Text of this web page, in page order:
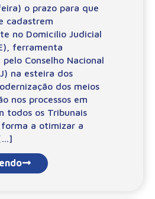
o prazo para que
cadastrem
no Domicílio Judicial
ferramenta
Conselho Nacional
na esteira dos
dos meios
nos processos em
todos os Tribunais
a otimizar a